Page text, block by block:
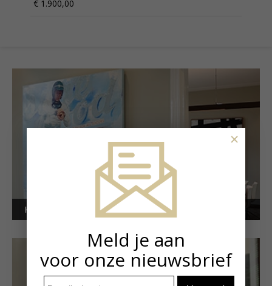
€ 1.900,00
Kunstuitleen voor bedrijven
Meld je aan
voor onze nieuwsbrief
×